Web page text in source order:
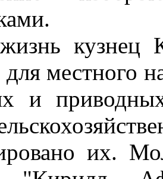
кузнец
для местного
и
их.